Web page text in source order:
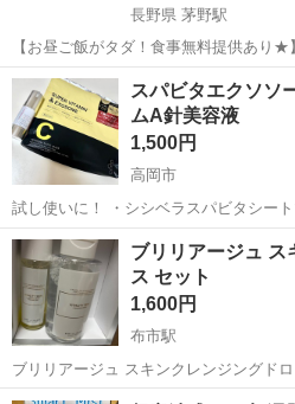
長野県 茅野駅
【お昼ご飯がタダ！食事無料提供あり
レーターや検査作業！未経験活躍中★カ
赴任旅費会社負担★嬉しい無料送迎◎正
通勤OK！無料駐車場完備！《長野県茅...
長野 茅野市 茅野駅 その他
スパビタエクソソ
ムA針美容液
1,500円
高岡市
試し使いに！ ・シシベラスパビタシートマスク エクソソーム 先月開
封済みで、見た感じ15枚ほどは残ってると思います
ムA 針美容液 詳しい残量分からないですが、 残量2割〜3割だと思いま
す。 他にも化...
富山 高岡市 スキンケア
ブリリアージュ ス
ス セット
1,600円
布市駅
ブリリアージュ スキンクレンジングドロップス アイズ&リップス （ポ
イントメイクリムーバー） 150ml ¥2,750 ※未使用 ブリリアージュ ス
富山 富山市 布市駅 スキンケ